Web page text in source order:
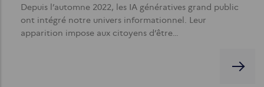
Depuis l’automne 2022, les IA génératives grand public
ont intégré notre univers informationnel. Leur
apparition impose aux citoyens d’être…